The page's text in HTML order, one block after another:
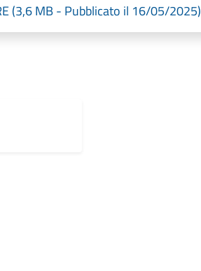
(3,6 MB - Pubblicato il 16/05/2025)